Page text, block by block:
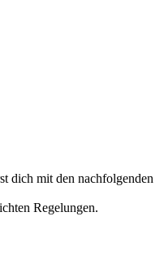
dich mit den nachfolgenden
Regelungen.